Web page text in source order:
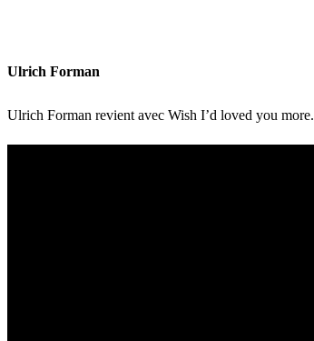
Ulrich Forman
Ulrich Forman revient avec Wish I’d loved you more.